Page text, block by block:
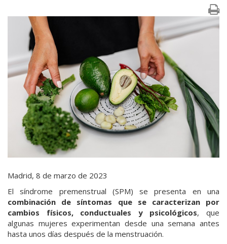
Madrid, 8 de marzo de 2023
El síndrome premenstrual (SPM) se presenta en una
combinación de síntomas que se caracterizan por
cambios físicos, conductuales y psicológicos, que
algunas mujeres experimentan desde una semana antes
hasta unos días después de la menstruación.